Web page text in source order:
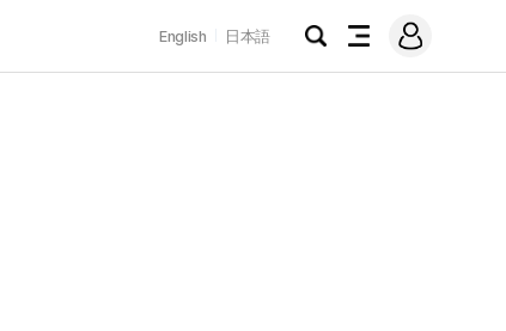
English 日本語
검
전
메
그